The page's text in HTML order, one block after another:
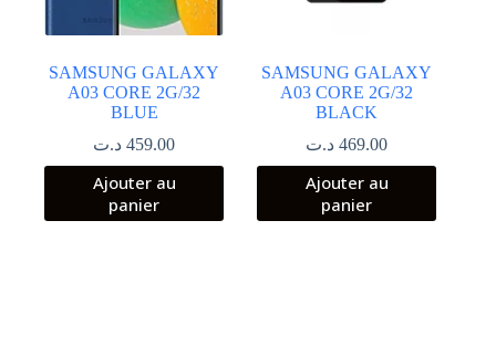
SAMSUNG GALAXY
A03 CORE 2G/32
BLUE
459.00 د.ت
Ajouter au
panier
SAMSUNG GALAXY
A03 CORE 2G/32
BLACK
469.00 د.ت
Ajouter au
panier